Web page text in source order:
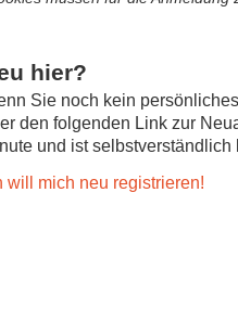
hier?
Sie noch kein
den folgenden Link zur
und ist selbstverständlich
will mich neu registrieren!